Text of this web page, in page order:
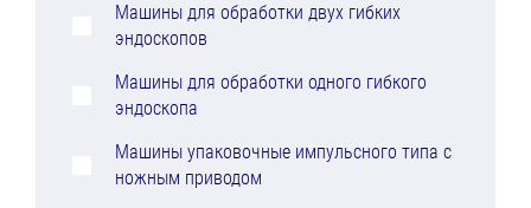
Машины для обработки двух гибких
эндоскопов
Машины для обработки одного гибкого
эндоскопа
Машины упаковочные импульсного типа с
ножным приводом